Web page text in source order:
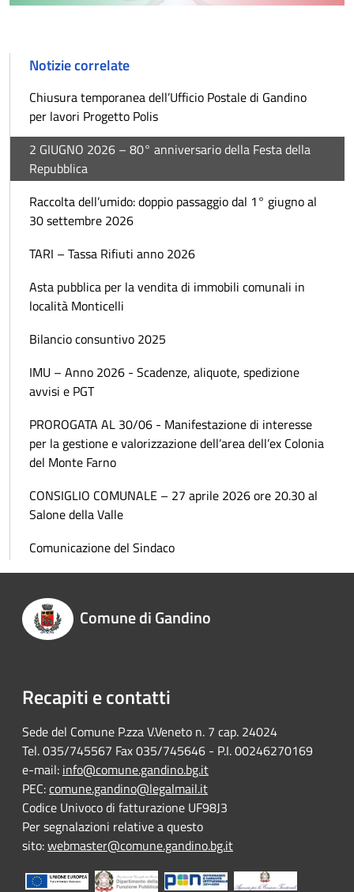
Notizie correlate
Chiusura temporanea dell’Ufficio Postale di Gandino
per lavori Progetto Polis
2 GIUGNO 2026 – 80° anniversario della Festa della
Repubblica
Raccolta dell’umido: doppio passaggio dal 1° giugno al
30 settembre 2026
TARI – Tassa Rifiuti anno 2026
Asta pubblica per la vendita di immobili comunali in
località Monticelli
Bilancio consuntivo 2025
IMU – Anno 2026 - Scadenze, aliquote, spedizione
avvisi e PGT
PROROGATA AL 30/06 - Manifestazione di interesse
per la gestione e valorizzazione dell’area dell’ex Colonia
del Monte Farno
CONSIGLIO COMUNALE – 27 aprile 2026 ore 20.30 al
Salone della Valle
Comunicazione del Sindaco
Comune di Gandino
Recapiti e contatti
Sede del Comune P.zza V.Veneto n. 7 cap. 24024
Tel. 035/745567 Fax 035/745646 - P.I. 00246270169
e-mail: info@comune.gandino.bg.it
PEC:comune.gandino@legalmail.it
Codice Univoco di fatturazione UF98J3
Per segnalazioni relative a questo
sito:webmaster@comune.gandino.bg.it